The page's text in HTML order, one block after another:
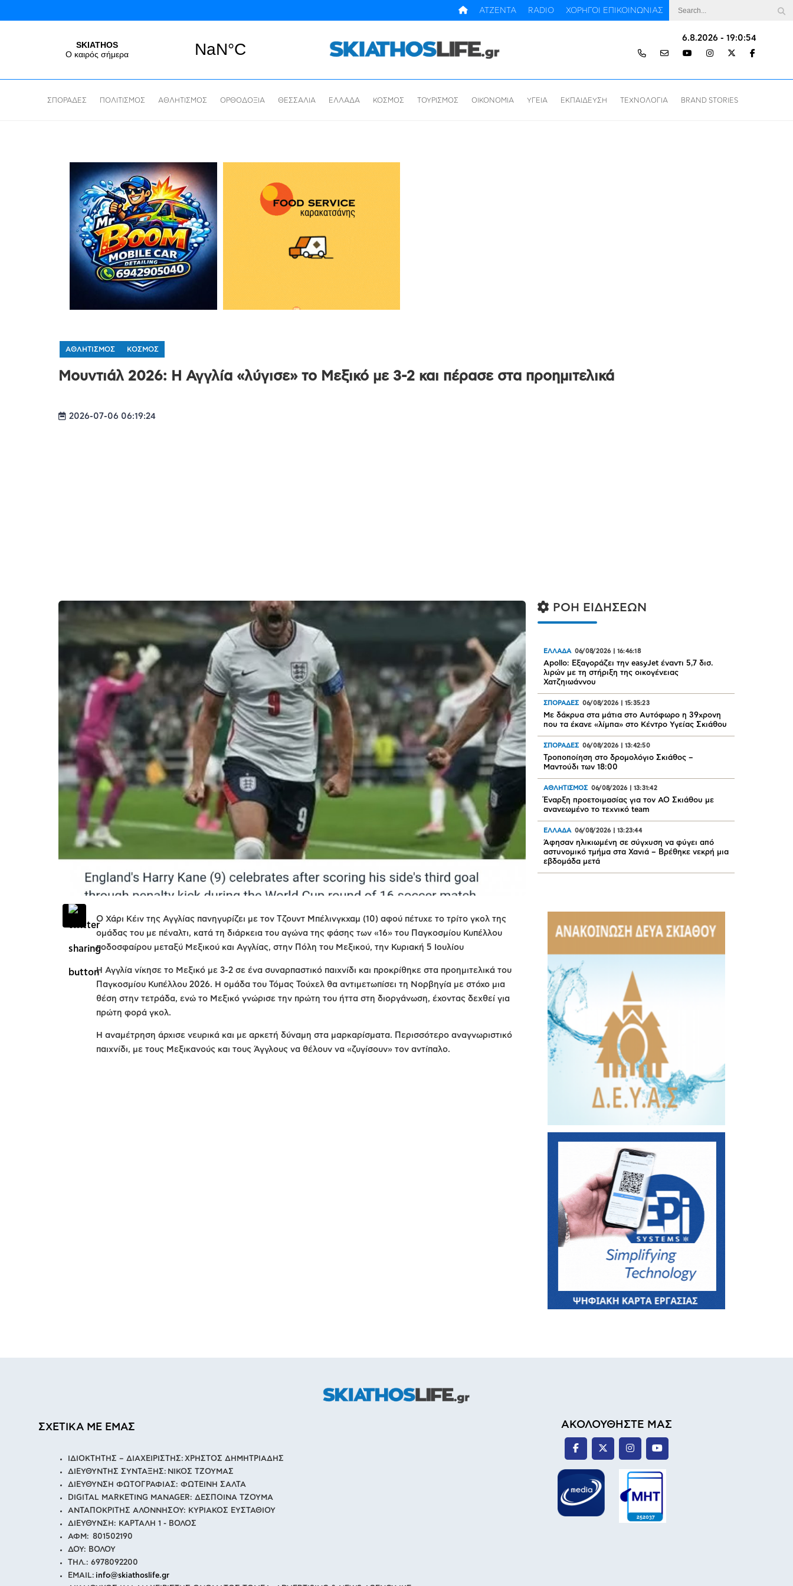
ΧΟΡΗΓΟΙ ΕΠΙΚΟΙΝΩΝΙΑΣ
RADIO
ΑΤΖΕΝΤΑ
6.8.2026 - 19:0:55
ΣΠΟΡΑΔΕΣ ΠΟΛΙΤΙΣΜΟΣ ΑΘΛΗΤΙΣΜΟΣ ΟΡΘΟΔΟΞΙΑ ΘΕΣΣΑΛΙΑ ΕΛΛΑΔΑ ΚΟΣΜΟΣ ΤΟΥΡΙΣΜΟΣ ΟΙΚΟΝΟΜΙΑ ΥΓΕΙΑ ΕΚΠΑΙΔΕΥΣΗ ΤΕΧΝΟΛΟΓΙΑ BRAND STORIES
ΑΘΛΗΤΙΣΜΟΣ ΚΟΣΜΟΣ
Μουντιάλ 2026: Η Αγγλία «λύγισε» το Μεξικό με 3-2 και πέρασε στα προημιτελικά
2026-07-06 06:19:24
Ο Χάρι Κέιν της Αγγλίας πανηγυρίζει με τον Τζουντ Μπέλινγκχαμ (10) αφού πέτυχε το τρίτο γκολ της
ομάδας του με πέναλτι, κατά τη διάρκεια του αγώνα της φάσης των «16» του Παγκοσμίου Κυπέλλου
ποδοσφαίρου μεταξύ Μεξικού και Αγγλίας, στην Πόλη του Μεξικού, την Κυριακή 5 Ιουλίου
Η Αγγλία νίκησε το Μεξικό με 3-2 σε ένα συναρπαστικό παιχνίδι και προκρίθηκε στα προημιτελικά του
Παγκοσμίου Κυπέλλου 2026. Η ομάδα του Τόμας Τούχελ θα αντιμετωπίσει τη Νορβηγία με στόχο μια
θέση στην τετράδα, ενώ το Μεξικό γνώρισε την πρώτη του ήττα στη διοργάνωση, έχοντας δεχθεί για
πρώτη φορά γκολ.
Η αναμέτρηση άρχισε νευρικά και με αρκετή δύναμη στα μαρκαρίσματα. Περισσότερο αναγνωριστικό
παιχνίδι, με τους Μεξικανούς και τους Άγγλους να θέλουν να «ζυγίσουν» τον αντίπαλο.
ΡΟΗ ΕΙΔΗΣΕΩΝ
ΕΛΛΑΔΑ 06/08/2026 16:46:18
Apollo: Εξαγοράζει την easyJet έναντι 5,7 δισ.
λιρών με τη στήριξη της οικογένειας
Χατζηιωάννου
ΣΠΟΡΑΔΕΣ 06/08/2026 15:35:23
Με δάκρυα στα μάτια στο Αυτόφωρο η 39χρονη
που τα έκανε «λίμπα» στο Κέντρο Υγείας Σκιάθου
ΣΠΟΡΑΔΕΣ 06/08/2026 13:42:50
Τροποποίηση στο δρομολόγιο Σκιάθος –
Μαντούδι των 18:00
ΑΘΛΗΤΙΣΜΟΣ 06/08/2026 13:31:42
Έναρξη προετοιμασίας για τον ΑΟ Σκιάθου με
ανανεωμένο το τεχνικό team
ΕΛΛΑΔΑ 06/08/2026 13:23:44
Άφησαν ηλικιωμένη σε σύγχυση να φύγει από
αστυνομικό τμήμα στα Χανιά – Βρέθηκε νεκρή μια
εβδομάδα μετά
ΣΧΕΤΙΚΑ ΜΕ ΕΜΑΣ
ΙΔΙΟΚΤΗΤΗΣ – ΔΙΑΧΕΙΡΙΣΤΗΣ: ΧΡΗΣΤΟΣ ΔΗΜΗΤΡΙΑΔΗΣ
ΔΙΕΥΘΥΝΤΗΣ ΣΥΝΤΑΞΗΣ: ΝΙΚΟΣ ΤΖΟΥΜΑΣ
ΔΙΕΥΘΥΝΣΗ ΦΩΤΟΓΡΑΦΙΑΣ: ΦΩΤΕΙΝΗ ΣΑΛΤΑ
DIGITAL MARKETING MANAGER: ΔΕΣΠΟΙΝΑ ΤΖΟΥΜΑ
ΑΝΤΑΠΟΚΡΙΤΗΣ ΑΛΟΝΝΗΣΟΥ: ΚΥΡΙΑΚΟΣ ΕΥΣΤΑΘΙΟΥ
ΔΙΕΥΘΥΝΣΗ: ΚΑΡΤΑΛΗ 1 - ΒΟΛΟΣ
ΑΦΜ: 801502190
ΔΟΥ: ΒΟΛΟΥ
ΤΗΛ.: 6978092200
EMAIL: info@skiathoslife.gr
ΑΚΟΛΟΥΘΗΣΤΕ ΜΑΣ